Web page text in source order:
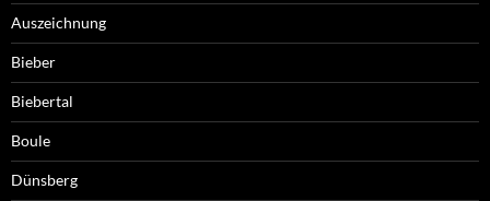
Auszeichnung
Bieber
Biebertal
Boule
Dünsberg